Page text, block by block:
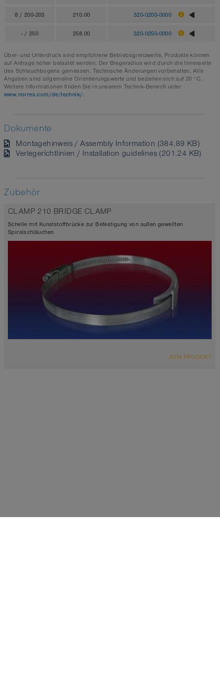
8 / 200-203 210.00 320-0200-0000
- / 250 258.00 320-0250-0000
Über- und Unterdruck sind empfohlene Betriebsgrenzwerte, Produkte können
auf Anfrage höher belastet werden. Der Biegeradius wird durch die Innenseite
des Schlauchbogens gemessen. Technische Änderungen vorbehalten. Alle
Angaben sind allgemeine Orientierungswerte und beziehen sich auf 20 °C.
Weitere Informationen finden Sie in unserem Technik-Bereich unter
www.norres.com/de/technik/.
Dokumente
Montagehinweis / Assembly Information (384.89 KB)
Verlegerichtlinien / Installation guidelines (201.24 KB)
Zubehör
CLAMP 210 BRIDGE CLAMP
Schelle mit Kunststoffbrücke zur Befestigung von außen gewellten
Spiralschläuchen
ZUM PRODUKT